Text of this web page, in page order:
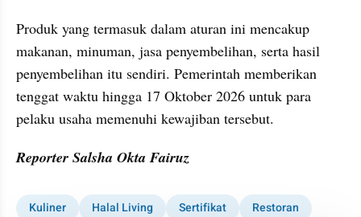
Produk yang termasuk dalam aturan ini mencakup
makanan, minuman, jasa penyembelihan, serta hasil
penyembelihan itu sendiri. Pemerintah memberikan
tenggat waktu hingga 17 Oktober 2026 untuk para
pelaku usaha memenuhi kewajiban tersebut.
Reporter Salsha Okta Fairuz
Kuliner Halal Living Sertifikat
Restoran